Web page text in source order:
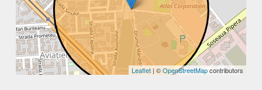
Leaflet | ©OpenStreetMapcontributors